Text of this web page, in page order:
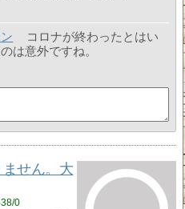
コロナが終わったとはい
は意外ですね。
せん。大
0